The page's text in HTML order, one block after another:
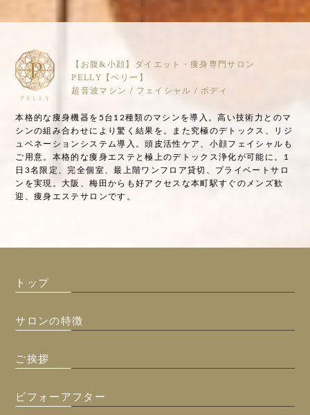
【お腹&小顔】ダイエット・痩身専門サロン
PELLY【ペリー】
超音波マシン / フェイシャル / ボディ
本格的な痩身機器を5台12種類のマシンを導入。高い技術力とのマ
シンの組み合わせにより驚く結果を。また究極のデトックス、リジ
ュベネーションシステム導入。頭皮活性ケア、小顔フェイシャルも
ご用意。本格的な痩身エステと極上のデトックス浄化が可能に。1
日3名限定、完全個室、最上階ワンフロア貸切、プライベートサロ
ンを実現。大阪、梅田からも好アクセスな本町駅すぐのメンズ歓
迎、痩身エステサロンです。
トップ
サロンの特徴
ご挨拶
ビフォーアフター